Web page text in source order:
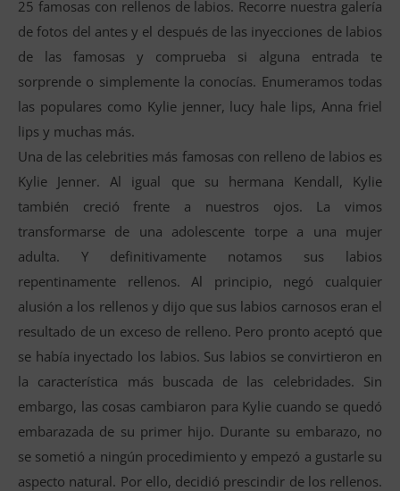
25 famosas con rellenos de labios. Recorre nuestra galería
de fotos del antes y el después de las inyecciones de labios
de las famosas y comprueba si alguna entrada te
sorprende o simplemente la conocías. Enumeramos todas
las populares como Kylie jenner, lucy hale lips, Anna friel
lips y muchas más.
Una de las celebrities más famosas con relleno de labios es
Kylie Jenner. Al igual que su hermana Kendall, Kylie
también creció frente a nuestros ojos. La vimos
transformarse de una adolescente torpe a una mujer
adulta. Y definitivamente notamos sus labios
repentinamente rellenos. Al principio, negó cualquier
alusión a los rellenos y dijo que sus labios carnosos eran el
resultado de un exceso de relleno. Pero pronto aceptó que
se había inyectado los labios. Sus labios se convirtieron en
la característica más buscada de las celebridades. Sin
embargo, las cosas cambiaron para Kylie cuando se quedó
embarazada de su primer hijo. Durante su embarazo, no
se sometió a ningún procedimiento y empezó a gustarle su
aspecto natural. Por ello, decidió prescindir de los rellenos.